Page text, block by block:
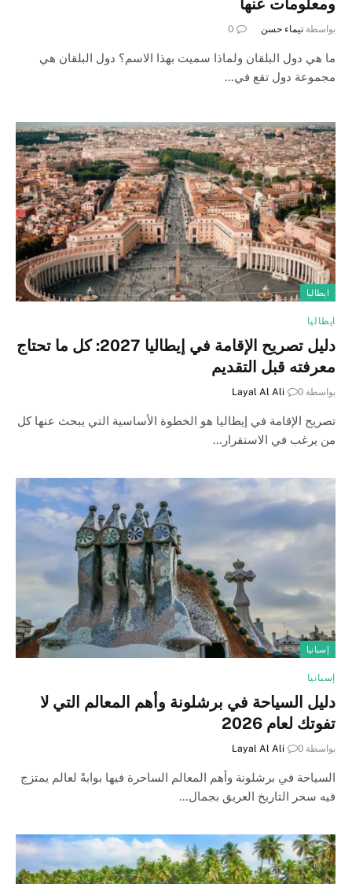
بواسطة تيماء حسن 0
ما هي دول البلقان ولماذا سميت بهذا الاسم؟ دول البلقان هي
مجموعة دول تقع في…
ايطاليا
ايطاليا
دليل تصريح الإقامة في إيطاليا 2027: كل ما تحتاج
معرفته قبل التقديم
بواسطة Layal Al Ali 0
تصريح الإقامة في إيطاليا هو الخطوة الأساسية التي يبحث عنها كل
من يرغب في الاستقرار…
إسبانيا
إسبانيا
دليل السياحة في برشلونة وأهم المعالم التي لا
تفوتك لعام 2026
بواسطة Layal Al Ali 0
السياحة في برشلونة وأهم المعالم الساحرة فيها بوابةً لعالم يمتزج
فيه سحر التاريخ العريق بجمال…